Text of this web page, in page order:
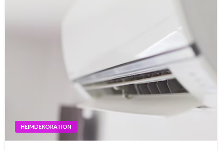
HEIMDEKORATION